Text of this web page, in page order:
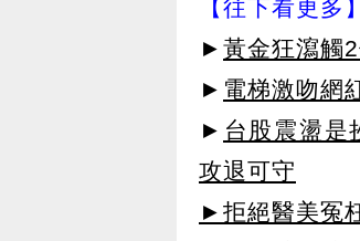
【往下看更多】
► 黃金狂瀉觸
► 電梯激吻網
► 台股震盪是
攻退可守
►拒絕醫美冤